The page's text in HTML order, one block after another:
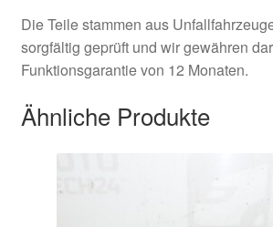
Die Teile stammen aus
sorgfältig geprüft und wir gewähren
Funktionsgarantie von 12 Monaten.
Ähnliche Produkte